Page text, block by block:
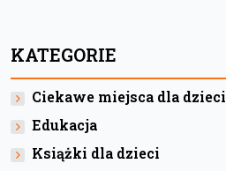
KATEGORIE
Ciekawe miejsca dla dzieci
Edukacja
Książki dla dzieci